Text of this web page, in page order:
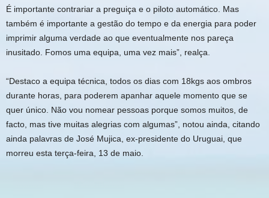
É importante contrariar a preguiça e o piloto automático. Mas
também é importante a gestão do tempo e da energia para poder
imprimir alguma verdade ao que eventualmente nos pareça
inusitado. Fomos uma equipa, uma vez mais”, realça.
“Destaco a equipa técnica, todos os dias com 18kgs aos ombros
durante horas, para poderem apanhar aquele momento que se
quer único. Não vou nomear pessoas porque somos muitos, de
facto, mas tive muitas alegrias com algumas”, notou ainda, citando
ainda palavras de José Mujica, ex-presidente do Uruguai, que
morreu esta terça-feira, 13 de maio.